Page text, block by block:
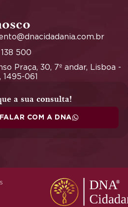
138 500
Praça, 30, 7º andar, Lisboa -
1495-061
a sua consulta!
FALAR COM A DNA